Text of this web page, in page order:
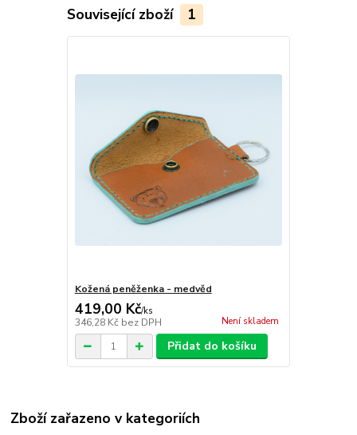
Související zboží 1
Kožená peněženka - medvěd
419,00 Kč/ks
346,28 Kč bez DPH Není skladem
Přidat do košíku
Zboží zařazeno v kategoriích